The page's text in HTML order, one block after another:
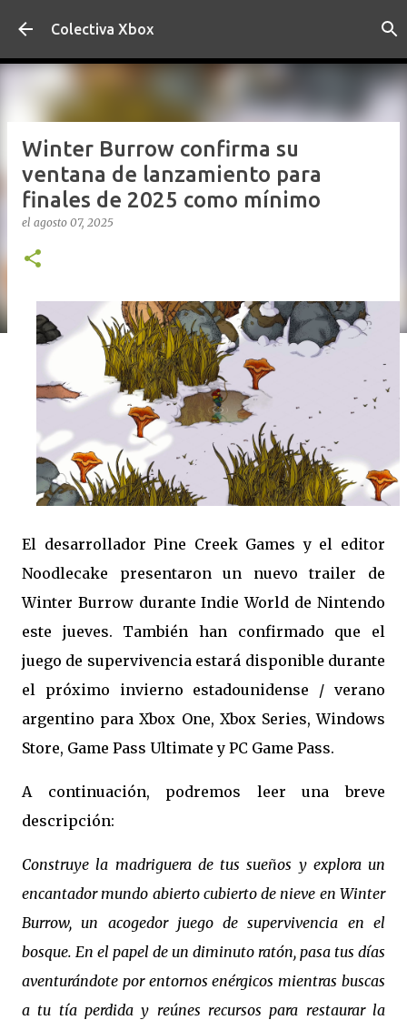
Ir al contenido principal
Colectiva Xbox
Winter Burrow confirma su
ventana de lanzamiento para
finales de 2025 como mínimo
el agosto 07, 2025
El desarrollador Pine Creek Games y el editor
Noodlecake presentaron un nuevo trailer de
Winter Burrow durante Indie World de Nintendo
este jueves. También han confirmado que el
juego de supervivencia estará disponible durante
el próximo invierno estadounidense / verano
argentino para Xbox One, Xbox Series, Windows
Store, Game Pass Ultimate y PC Game Pass.
A continuación, podremos leer una breve
descripción:
Construye la madriguera de tus sueños y explora un
encantador mundo abierto cubierto de nieve en Winter
Burrow, un acogedor juego de supervivencia en el
bosque. En el papel de un diminuto ratón, pasa tus días
aventurándote por entornos enérgicos mientras buscas
a tu tía perdida y reúnes recursos para restaurar la